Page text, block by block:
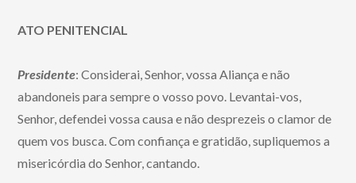
ATO PENITENCIAL
Presidente: Considerai, Senhor, vossa Aliança e não
abandoneis para sempre o vosso povo. Levantai-vos,
Senhor, defendei vossa causa e não desprezeis o clamor de
quem vos busca. Com confiança e gratidão, supliquemos a
misericórdia do Senhor, cantando.